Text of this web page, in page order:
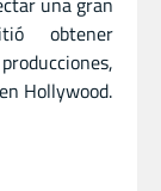
obtener
Hollywood.